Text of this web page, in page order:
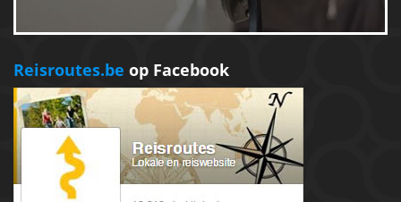
Reisroutes.be op Facebook